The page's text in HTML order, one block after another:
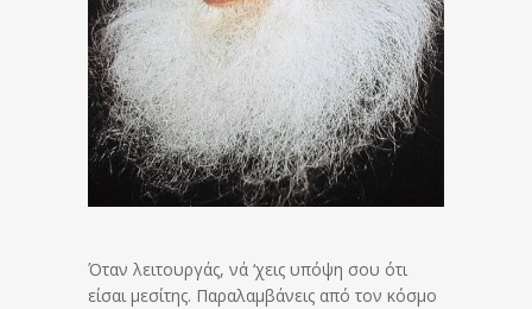
Όταν λειτουργάς, νά ‘χεις υπόψη σου ότι
είσαι μεσίτης. Παραλαμβάνεις από τον κόσμο